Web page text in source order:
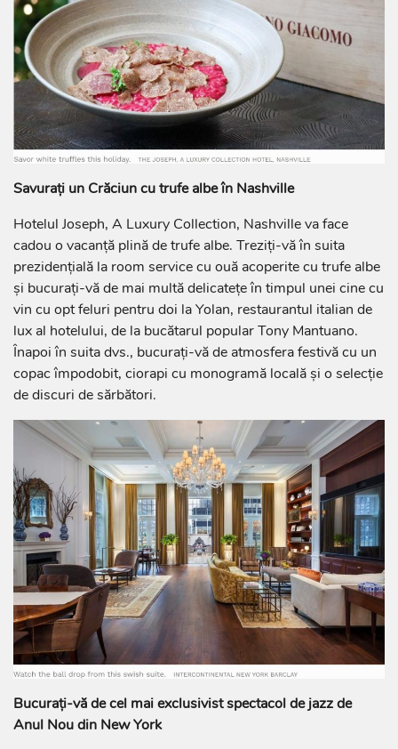
Savurați un Crăciun cu trufe albe în Nashville
Hotelul Joseph, A Luxury Collection, Nashville va face
cadou o vacanță plină de trufe albe. Treziți-vă în suita
prezidențială la room service cu ouă acoperite cu trufe albe
și bucurați-vă de mai multă delicatețe în timpul unei cine cu
vin cu opt feluri pentru doi la Yolan, restaurantul italian de
lux al hotelului, de la bucătarul popular Tony Mantuano.
Înapoi în suita dvs., bucurați-vă de atmosfera festivă cu un
copac împodobit, ciorapi cu monogramă locală și o selecție
de discuri de sărbători.
Bucurați-vă de cel mai exclusivist spectacol de jazz de
Anul Nou din New York